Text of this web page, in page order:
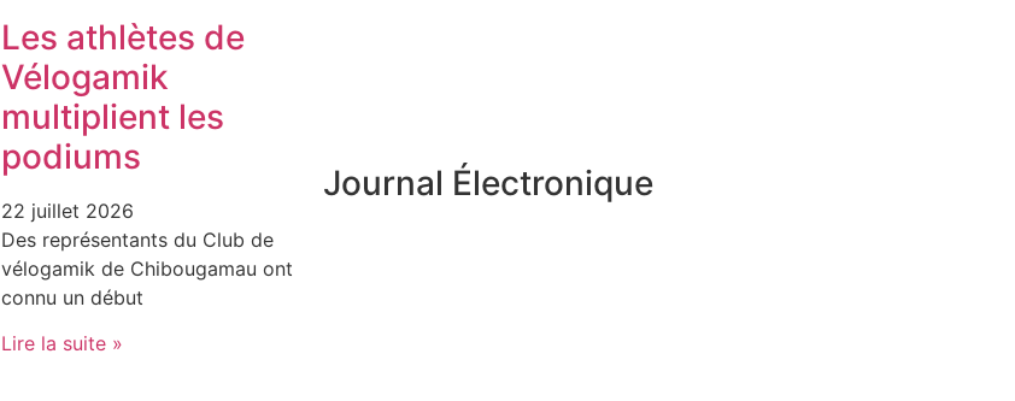
Les athlètes de
Vélogamik
multiplient les
podiums
22 juillet 2026
Des représentants du Club de
vélogamik de Chibougamau ont
connu un début
Lire la suite »
Journal Électronique